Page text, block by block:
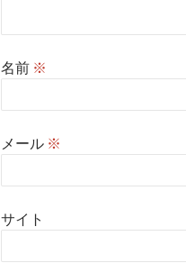
名前 ※
メール ※
サイト